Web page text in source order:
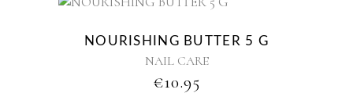
NOURISHING BUTTER 5 G
NAIL CARE
€10.95